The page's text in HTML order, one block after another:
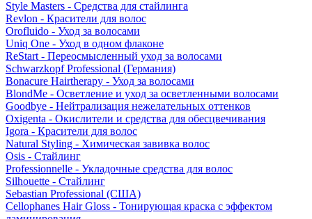
Style Masters - Средства для стайлинга
Revlon - Красители для волос
Orofluido - Уход за волосами
Uniq One - Уход в одном флаконе
ReStart - Переосмысленный уход за волосами
Schwarzkopf Professional (Германия)
Bonacure Hairtherapy - Уход за волосами
BlondMe - Осветление и уход за осветленными волосами
Goodbye - Нейтрализация нежелательных оттенков
Oxigenta - Окислители и средства для обесцвечивания
Igora - Красители для волос
Natural Styling - Химическая завивка волос
Osis - Стайлинг
Professionnelle - Укладочные средства для волос
Silhouette - Стайлинг
Sebastian Professional (США)
Cellophanes Hair Gloss - Тонирующая краска с эффектом